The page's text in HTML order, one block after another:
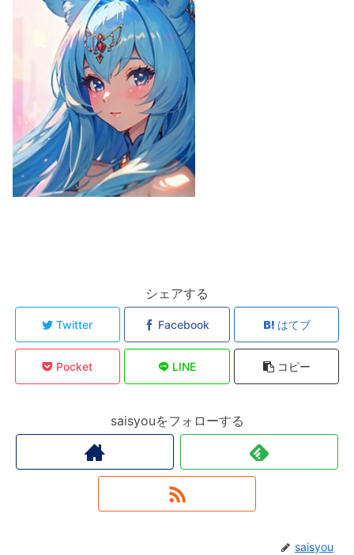
シェアする
Twitter Facebook はてブ
Pocket LINE コピー
saisyouをフォローする
saisyou